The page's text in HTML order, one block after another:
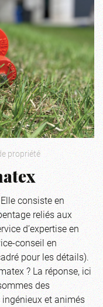
propriété
consiste en
reliés aux
d’expertise en
conseil en
pour les détails).
? La réponse, ici
des
et animés